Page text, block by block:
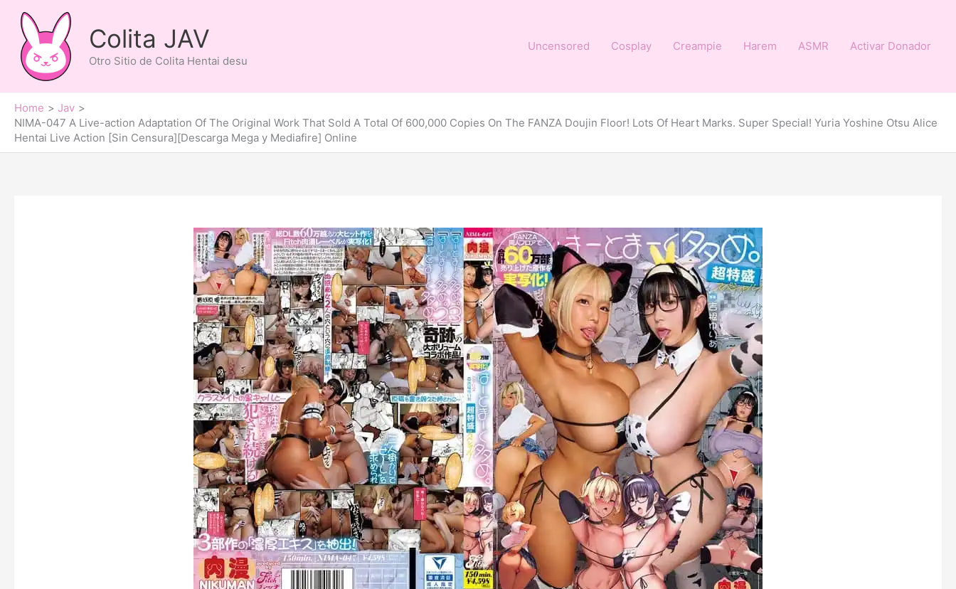
content
Colita JAV
Otro Sitio de Colita Hentai desu
Uncensored Cosplay Creampie Harem ASMR Activar Donador
Home
Jav
NIMA-047 A Live-action Adaptation Of The Original Work That Sold A Total Of 600,000 Copies On The FANZA Doujin Floor! Lots Of Heart Marks. Super Special! Yuria Yoshine Otsu Alice
Hentai Live Action [Sin Censura][Descarga Mega y Mediafire] Online